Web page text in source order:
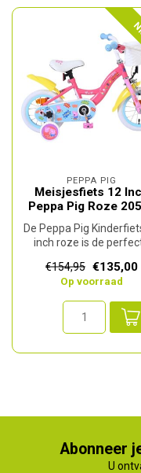
PEPPA PIG
Meisjesfiets 12
Peppa Pig Roze
De Peppa Pig
inch roze is de
€154,95 €135,00
Op voorraad
Abonneer
U